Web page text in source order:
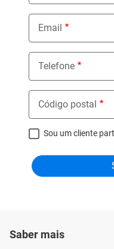
Email
Telefone
Código postal
Sou um cliente
Saber mais